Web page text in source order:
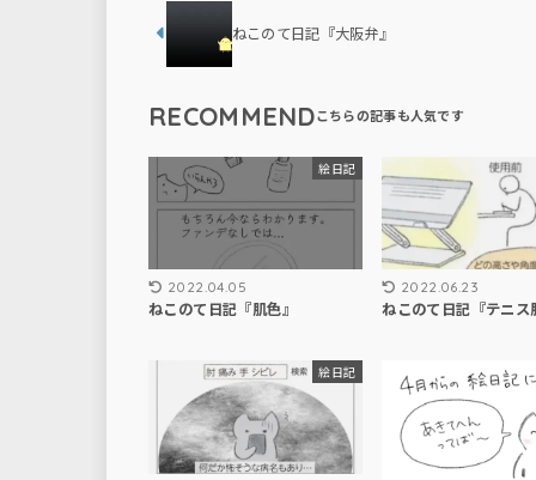
ねこのて日記『大阪弁』
RECOMMEND
絵日記
2022.04.05
ねこのて日記『肌色』
2022.06.23
ねこのて日記『テニス
絵日記